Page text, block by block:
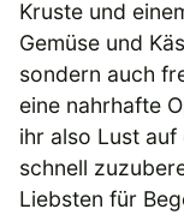
Kruste und
Gemüse und
sondern auch
eine nahrhafte
ihr also Lust
schnell
Liebsten für